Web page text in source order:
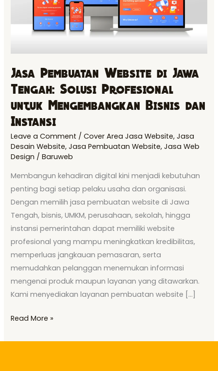
Jasa Pembuatan Website di Jawa
Tengah: Solusi Profesional
untuk Mengembangkan Bisnis dan
Instansi
Leave a Comment /Cover Area Jasa Website,Jasa
Desain Website,Jasa Pembuatan Website,Jasa Web
Design /Baruweb
Membangun kehadiran digital kini menjadi kebutuhan
penting bagi setiap pelaku usaha dan organisasi.
Dengan memilih jasa pembuatan website di Jawa
Tengah, bisnis, UMKM, perusahaan, sekolah, hingga
instansi pemerintahan dapat memiliki website
profesional yang mampu meningkatkan kredibilitas,
memperluas jangkauan pemasaran, serta
memudahkan pelanggan menemukan informasi
mengenai produk maupun layanan yang ditawarkan.
Kami menyediakan layanan pembuatan website […]
Profesional
dan
Instansi
Read More »